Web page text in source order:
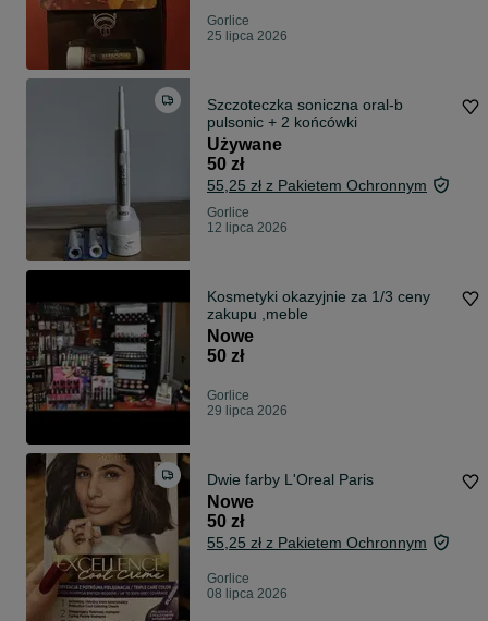
Gorlice
25 lipca 2026
Szczoteczka soniczna oral-b
pulsonic + 2 końcówki
Używane
50 zł
55,25 zł z Pakietem Ochronnym
Gorlice
12 lipca 2026
Kosmetyki okazyjnie za 1/3 ceny
zakupu ,meble
Nowe
50 zł
Gorlice
29 lipca 2026
Dwie farby L'Oreal Paris
Nowe
50 zł
55,25 zł z Pakietem Ochronnym
Gorlice
08 lipca 2026